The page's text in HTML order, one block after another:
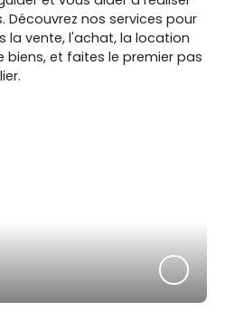
nos services pour
la vente, l'achat, la location
biens, et faites le premier pas